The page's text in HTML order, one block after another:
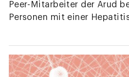
Peer-Mitarbeiter der Arud
Personen mit einer